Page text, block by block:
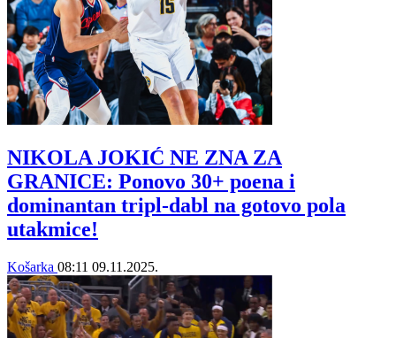
NIKOLA JOKIĆ NE ZNA ZA
GRANICE: Ponovo 30+ poena i
dominantan tripl-dabl na gotovo pola
utakmice!
Košarka 08:11 09.11.2025.